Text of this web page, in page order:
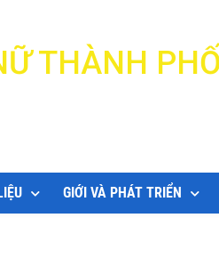
THÀNH
GIỚI VÀ PHÁT TRIỂN